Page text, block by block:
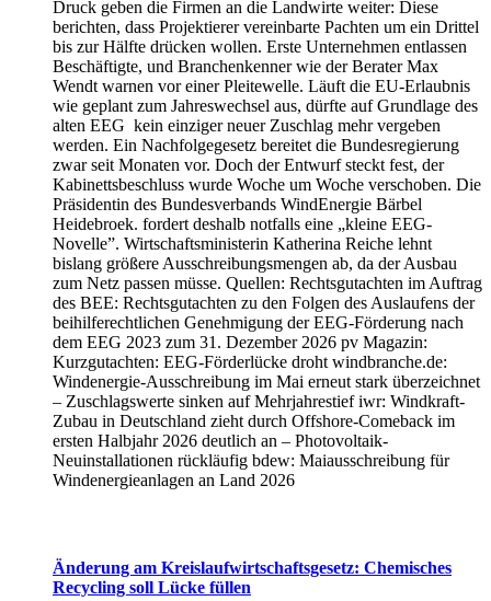
Druck geben die Firmen an die Landwirte weiter: Diese
berichten, dass Projektierer vereinbarte Pachten um ein Drittel
bis zur Hälfte drücken wollen. Erste Unternehmen entlassen
Beschäftigte, und Branchenkenner wie der Berater Max
Wendt warnen vor einer Pleitewelle. Läuft die EU-Erlaubnis
wie geplant zum Jahreswechsel aus, dürfte auf Grundlage des
alten EEG kein einziger neuer Zuschlag mehr vergeben
werden. Ein Nachfolgegesetz bereitet die Bundesregierung
zwar seit Monaten vor. Doch der Entwurf steckt fest, der
Kabinettsbeschluss wurde Woche um Woche verschoben. Die
Präsidentin des Bundesverbands WindEnergie Bärbel
Heidebroek. fordert deshalb notfalls eine „kleine EEG-
Novelle”. Wirtschaftsministerin Katherina Reiche lehnt
bislang größere Ausschreibungsmengen ab, da der Ausbau
zum Netz passen müsse. Quellen: Rechtsgutachten im Auftrag
des BEE: Rechtsgutachten zu den Folgen des Auslaufens der
beihilferechtlichen Genehmigung der EEG-Förderung nach
dem EEG 2023 zum 31. Dezember 2026 pv Magazin:
Kurzgutachten: EEG-Förderlücke droht windbranche.de:
Windenergie-Ausschreibung im Mai erneut stark überzeichnet
– Zuschlagswerte sinken auf Mehrjahrestief iwr: Windkraft-
Zubau in Deutschland zieht durch Offshore-Comeback im
ersten Halbjahr 2026 deutlich an – Photovoltaik-
Neuinstallationen rückläufig bdew: Maiausschreibung für
Windenergieanlagen an Land 2026
Änderung am Kreislaufwirtschaftsgesetz: Chemisches
Recycling soll Lücke füllen